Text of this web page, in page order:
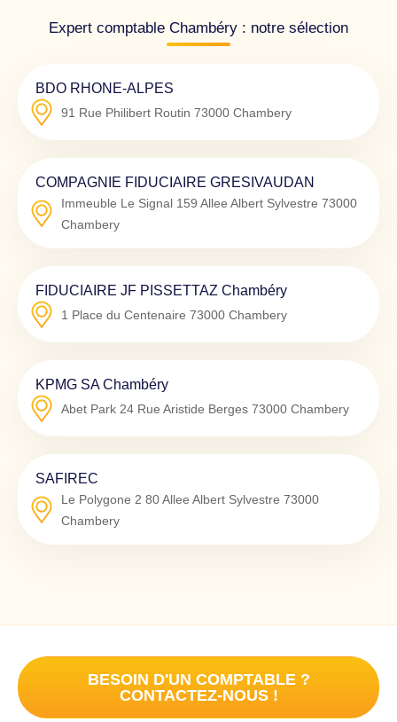
Expert comptable Chambéry : notre sélection
BDO RHONE-ALPES
91 Rue Philibert Routin 73000 Chambery
COMPAGNIE FIDUCIAIRE GRESIVAUDAN
Immeuble Le Signal 159 Allee Albert Sylvestre 73000
Chambery
FIDUCIAIRE JF PISSETTAZ Chambéry
1 Place du Centenaire 73000 Chambery
KPMG SA Chambéry
Abet Park 24 Rue Aristide Berges 73000 Chambery
SAFIREC
Le Polygone 2 80 Allee Albert Sylvestre 73000
Chambery
BESOIN D'UN COMPTABLE ?
CONTACTEZ-NOUS !